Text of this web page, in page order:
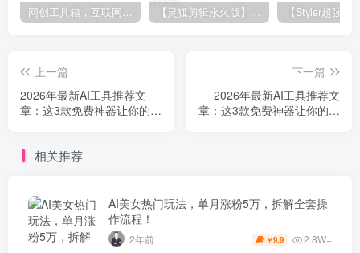
网创工具箱，互联网人必备资源库！ 【灵狐剪辑永久版】AI视频剪辑利器，智能混剪＋自动去重，小白可操作（附教程＋安装包）
上一篇
2026年最新AI工具推荐文
章：这3款免费神器让你的工
下一篇
2026年最新AI工具推荐文
章：这3款免费神器让你的工
相关推荐
AI美女热门玩法，单月涨粉5万，拆解全套操
作流程！
2年前 ￥9.9 2.8W+